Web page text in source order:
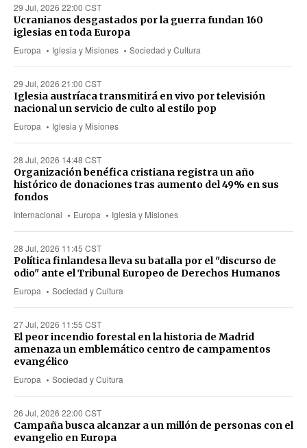
29 Jul, 2026 22:00 CST
Europa Iglesia y Misiones Sociedad y Cultura
Ucranianos desgastados por la guerra fundan 160
iglesias en toda Europa
29 Jul, 2026 21:00 CST
Europa Iglesia y Misiones
Iglesia austríaca transmitirá en vivo por televisión
nacional un servicio de culto al estilo pop
28 Jul, 2026 14:48 CST
Internacional Europa Iglesia y Misiones
Organización benéfica cristiana registra un año
histórico de donaciones tras aumento del 49% en sus
fondos
28 Jul, 2026 11:45 CST
Europa Sociedad y Cultura
Política finlandesa lleva su batalla por el "discurso de
odio" ante el Tribunal Europeo de Derechos Humanos
27 Jul, 2026 11:55 CST
Europa Sociedad y Cultura
El peor incendio forestal en la historia de Madrid
amenaza un emblemático centro de campamentos
evangélico
26 Jul, 2026 22:00 CST
Campaña busca alcanzar a un millón de personas con el
evangelio en Europa